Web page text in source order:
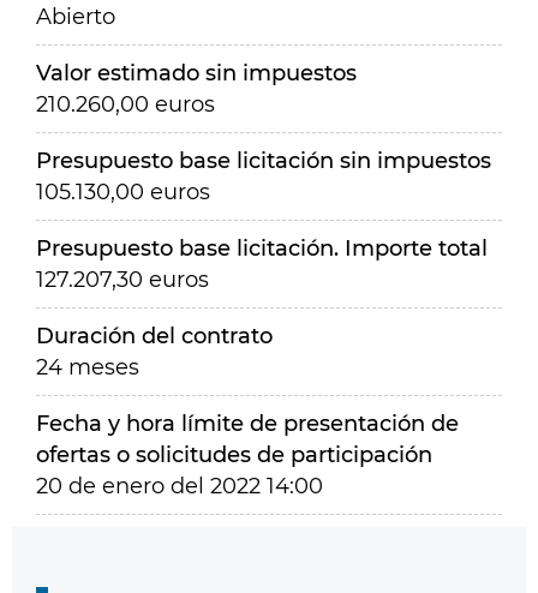
Abierto
Valor estimado sin impuestos
210.260,00 euros
Presupuesto base licitación sin impuestos
105.130,00 euros
Presupuesto base licitación. Importe total
127.207,30 euros
Duración del contrato
24 meses
Fecha y hora límite de presentación de
ofertas o solicitudes de participación
20 de enero del 2022 14:00